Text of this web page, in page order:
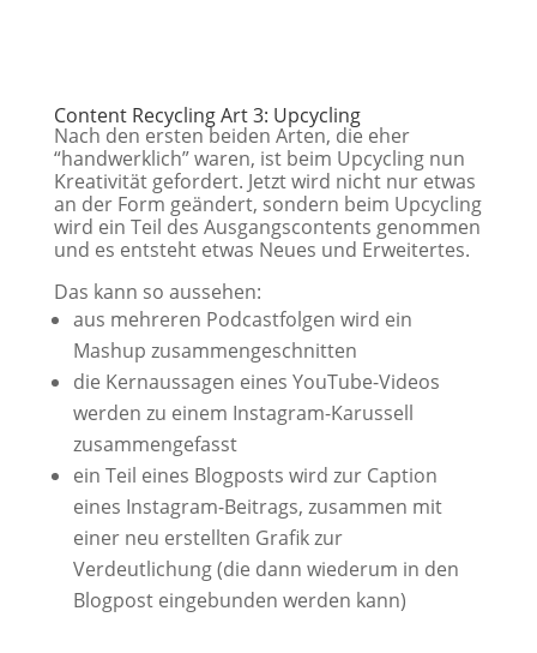
Content Recycling Art 3: Upcycling
Nach den ersten beiden Arten, die eher
“handwerklich” waren, ist beim Upcycling nun
Kreativität gefordert. Jetzt wird nicht nur etwas
an der Form geändert, sondern beim Upcycling
wird ein Teil des Ausgangscontents genommen
und es entsteht etwas Neues und Erweitertes.
Das kann so aussehen:
aus mehreren Podcastfolgen wird ein
Mashup zusammengeschnitten
die Kernaussagen eines YouTube-Videos
werden zu einem Instagram-Karussell
zusammengefasst
ein Teil eines Blogposts wird zur Caption
eines Instagram-Beitrags, zusammen mit
einer neu erstellten Grafik zur
Verdeutlichung (die dann wiederum in den
Blogpost eingebunden werden kann)